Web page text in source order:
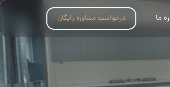
درخواست مشاوره رایگان ما